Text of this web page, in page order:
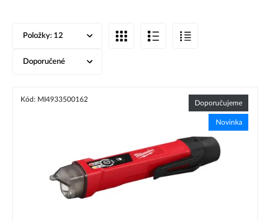
Položky: 12
Doporučené
Kód: MI4933500162 Doporučujeme
Novinka